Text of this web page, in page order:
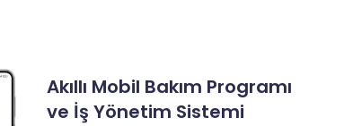
Akıllı Mobil Bakım Programı
ve İş Yönetim Sistemi